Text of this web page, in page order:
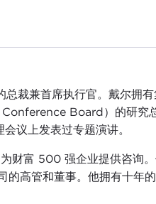
裁兼首席执行官。戴尔拥有
Board）的研究
议上发表过专题演讲。
财富 500 强企业提供咨询
高管和董事。他拥有十年的